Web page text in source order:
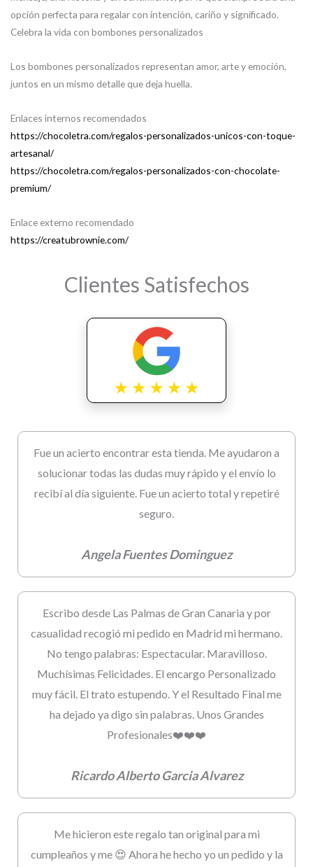
opción perfecta para regalar con intención, cariño y significado.
Celebra la vida con bombones personalizados
Los bombones personalizados representan amor, arte y emoción,
juntos en un mismo detalle que deja huella.
Enlaces internos recomendados
https://chocoletra.com/regalos-personalizados-unicos-con-toque-
artesanal/
https://chocoletra.com/regalos-personalizados-con-chocolate-
premium/
Enlace externo recomendado
https://creatubrownie.com/
Clientes Satisfechos
Fue un acierto encontrar esta tienda. Me ayudaron a
solucionar todas las dudas muy rápido y el envío lo
recibí al día siguiente. Fue un acierto total y repetiré
seguro.
Angela Fuentes Dominguez
Escribo desde Las Palmas de Gran Canaria y por
casualidad recogió mi pedido en Madrid mi hermano.
No tengo palabras: Espectacular. Maravilloso.
Muchísimas Felicidades. El encargo Personalizado
muy fácil. El trato estupendo. Y el Resultado Final me
ha dejado ya digo sin palabras. Unos Grandes
Profesionales❤️❤️❤️
Ricardo Alberto Garcia Alvarez
Me hicieron este regalo tan original para mi
cumpleaños y me 😍 Ahora he hecho yo un pedido y la